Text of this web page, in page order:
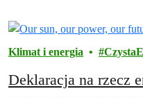
Klimat i energia
Deklaracja na rzecz